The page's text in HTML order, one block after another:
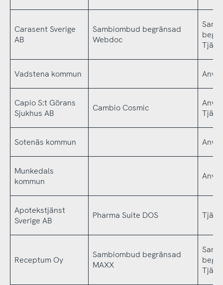
Carasent Sverige
AB
Sambiombud begränsad
Webdoc
Vadstena kommun
Capio S:t Görans
Sjukhus AB
Cambio Cosmic
Sotenäs kommun
Munkedals
kommun
Apotekstjänst
Sverige AB
Pharma Suite DOS
Receptum Oy
Sambiombud begränsad
MAXX